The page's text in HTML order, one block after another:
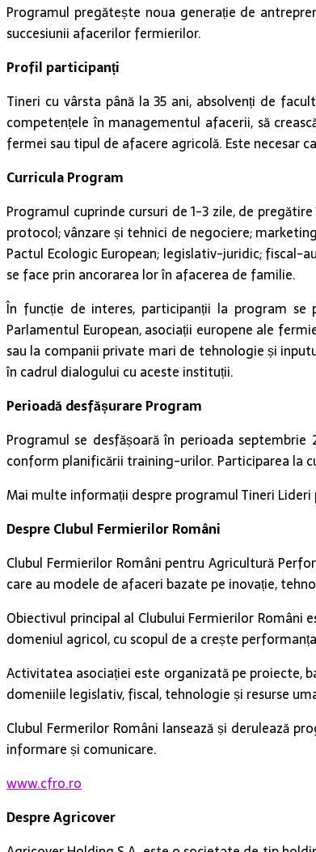
Programul pregătește noua generație de
succesiunii afacerilor fermierilor.
Profil participanți
Tineri cu vârsta până la 35 ani, absolvenți de
competențele în managementul afacerii, să
fermei sau tipul de afacere agricolă. Este necesar
Curricula Program
Programul cuprinde cursuri de 1-3 zile, de
protocol; vânzare și tehnici de negociere;
Pactul Ecologic European; legislativ-juridic;
se face prin ancorarea lor în afacerea de familie.
În funcție de interes, participanții la program se
Parlamentul European, asociații europene ale
sau la companii private mari de tehnologie și
în cadrul dialogului cu aceste instituții.
Perioadă desfășurare Program
Programul se desfășoară în perioada
conform planificării training-urilor. Participarea la
Mai multe informații despre programul Tineri
Despre Clubul Fermierilor Români
Clubul Fermierilor Români pentru Agricultură
care au modele de afaceri bazate pe inovație,
Obiectivul principal al Clubului Fermierilor Români
domeniul agricol, cu scopul de a crește
Activitatea asociației este organizată pe proiecte,
domeniile legislativ, fiscal, tehnologie și resurse
Clubul Fermerilor Români lansează și derulează
informare și comunicare.
www.cfro.ro
Despre Agricover